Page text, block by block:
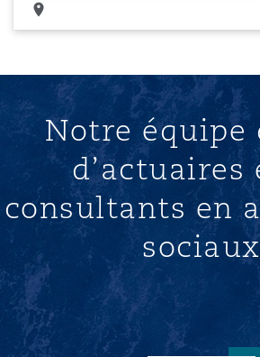
Notre équipe
d’actuaires
consultants en
sociaux